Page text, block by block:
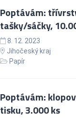
Poptávám:
tašky/sáčky,
8. 12. 2023
Jihočeský kraj
Papír
Poptávám:
tisku, 3.000 ks